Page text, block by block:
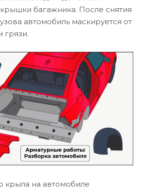
багажника. После снятия
автомобиль маскируется от
грязи.
крыла на автомобиле